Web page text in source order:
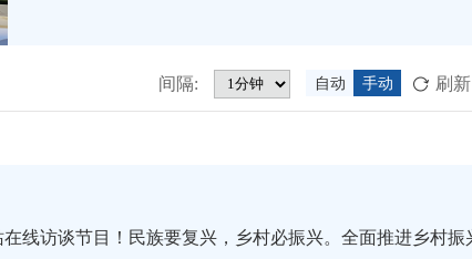
间隔: 自动 手动  刷新
线访谈节目！民族要复兴，乡村必振兴。全面推进乡村振